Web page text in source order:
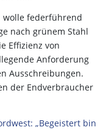
wolle federführend
nach grünem Stahl
Effizienz von
Anforderung
Ausschreibungen.
der Endverbraucher
„Begeistert bin